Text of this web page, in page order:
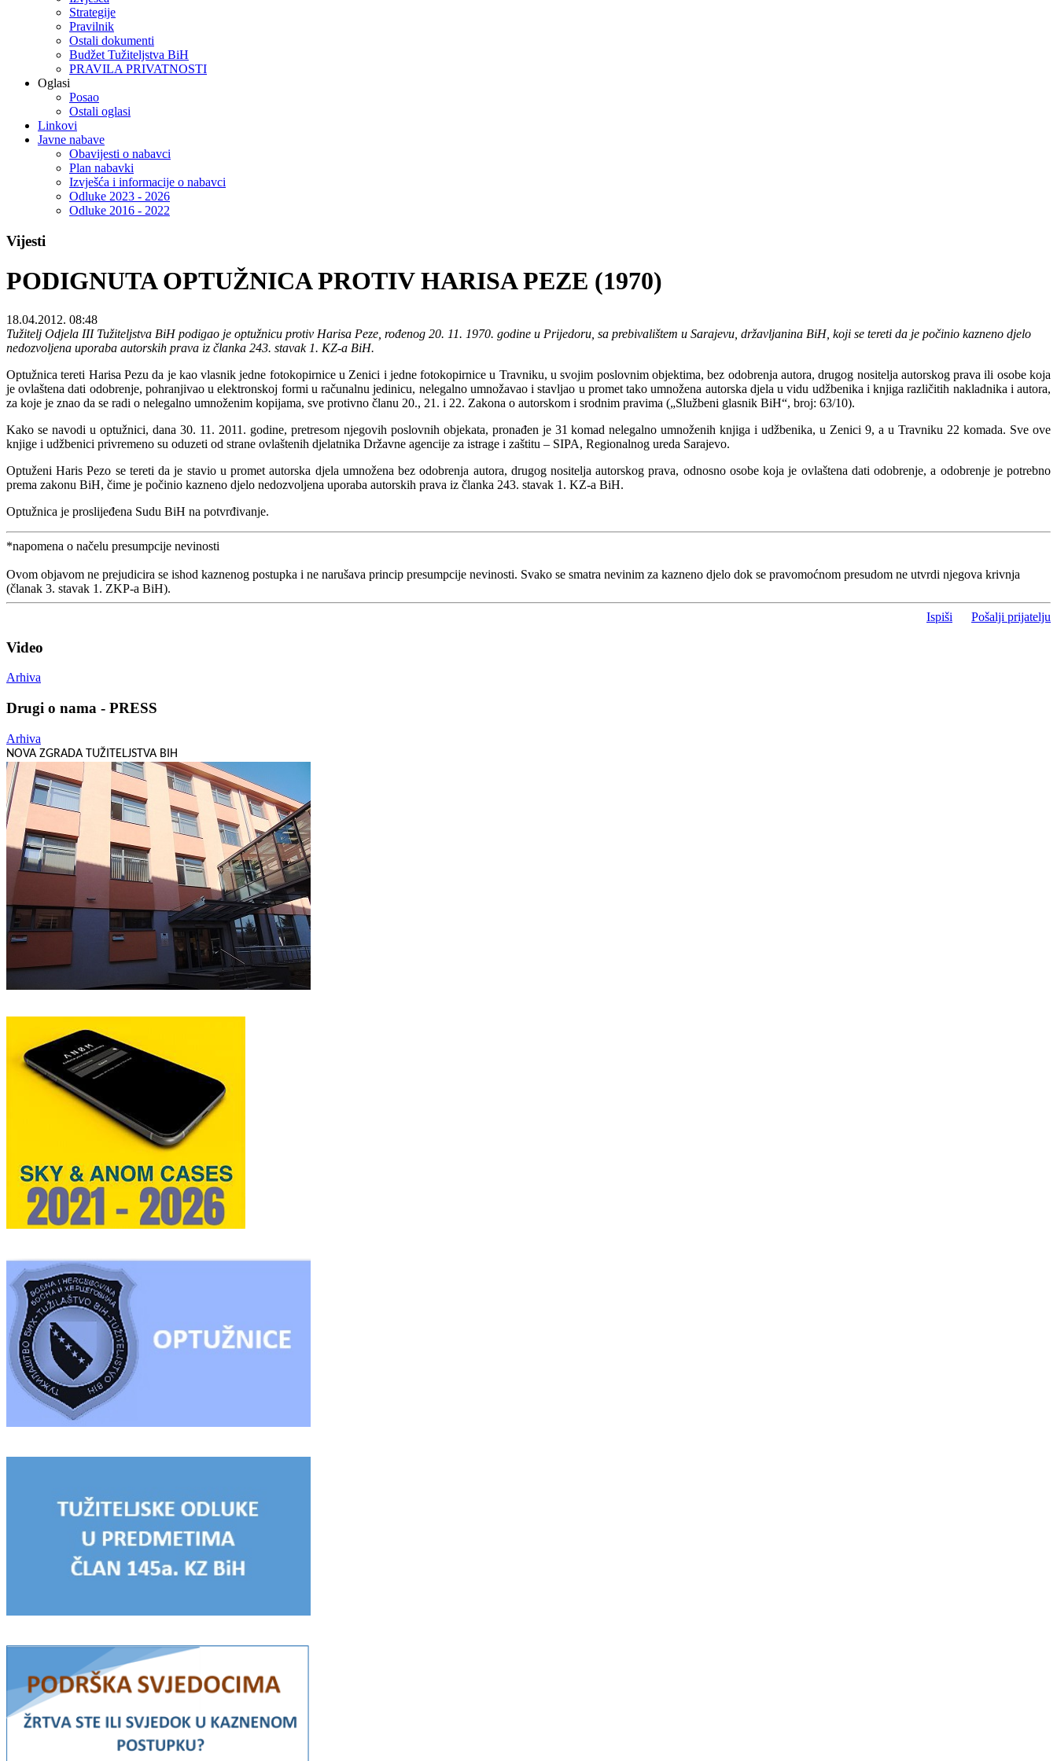
Strategije
Pravilnik
Ostali dokumenti
Budžet Tužiteljstva BiH
PRAVILA PRIVATNOSTI
Oglasi
Posao
Ostali oglasi
Linkovi
Javne nabave
Obavijesti o nabavci
Plan nabavki
Izvješća i informacije o nabavci
Odluke 2023 - 2026
Odluke 2016 - 2022
Vijesti
PODIGNUTA OPTUŽNICA PROTIV HARISA PEZE (1970)
18.04.2012. 08:48
Tužitelj Odjela III Tužiteljstva BiH podigao je optužnicu protiv Harisa Peze, rođenog 20. 11. 1970. godine u Prijedoru, sa prebivalištem u Sarajevu, državljanina BiH, koji se tereti da je počinio kazneno djelo
nedozvoljena uporaba autorskih prava iz članka 243. stavak 1. KZ-a BiH.
Optužnica tereti Harisa Pezu da je kao vlasnik jedne fotokopirnice u Zenici i jedne fotokopirnice u Travniku, u svojim poslovnim objektima, bez odobrenja autora, drugog nositelja autorskog prava ili osobe koja
je ovlaštena dati odobrenje, pohranjivao u elektronskoj formi u računalnu jedinicu, nelegalno umnožavao i stavljao u promet tako umnožena autorska djela u vidu udžbenika i knjiga različitih nakladnika i autora,
za koje je znao da se radi o nelegalno umnoženim kopijama, sve protivno članu 20., 21. i 22. Zakona o autorskom i srodnim pravima („Službeni glasnik BiH“, broj: 63/10).
Kako se navodi u optužnici, dana 30. 11. 2011. godine, pretresom njegovih poslovnih objekata, pronađen je 31 komad nelegalno umnoženih knjiga i udžbenika, u Zenici 9, a u Travniku 22 komada. Sve ove
knjige i udžbenici privremeno su oduzeti od strane ovlaštenih djelatnika Državne agencije za istrage i zaštitu – SIPA, Regionalnog ureda Sarajevo.
Optuženi Haris Pezo se tereti da je stavio u promet autorska djela umnožena bez odobrenja autora, drugog nositelja autorskog prava, odnosno osobe koja je ovlaštena dati odobrenje, a odobrenje je potrebno
prema zakonu BiH, čime je počinio kazneno djelo nedozvoljena uporaba autorskih prava iz članka 243. stavak 1. KZ-a BiH.
Optužnica je proslijeđena Sudu BiH na potvrđivanje.
*napomena o načelu presumpcije nevinosti
Ovom objavom ne prejudicira se ishod kaznenog postupka i ne narušava princip presumpcije nevinosti. Svako se smatra nevinim za kazneno djelo dok se pravomoćnom presudom ne utvrdi njegova krivnja
(članak 3. stavak 1. ZKP-a BiH).
Ispiši Pošalji prijatelju
Video
Arhiva
Drugi o nama - PRESS
Arhiva
NOVA ZGRADA TUŽITELJSTVA BIH